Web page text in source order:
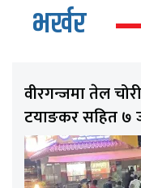
भर्खर
वीरगन्जमा तेल
टयाङकर सहित ७